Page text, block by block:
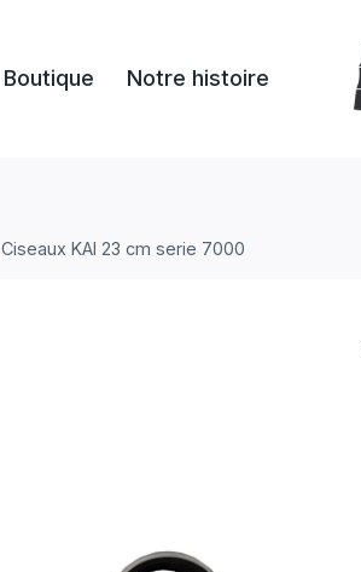
Boutique Notre histoire
Ciseaux KAI 23 cm serie 7000